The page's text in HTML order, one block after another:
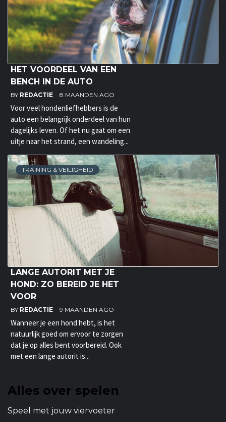
HET VOORDEEL VAN EEN
BENCH IN DE AUTO
BY REDACTIE 8 MAANDEN AGO
Voor veel hondenliefhebbers is de
auto een belangrijk onderdeel van hun
dagelijks leven. Of het nu gaat om een
uitje naar het strand, een wandeling...
TRAINING & VEILIGHEID
LANGE AUTORIT MET JE
HOND: ZO BEREID JE HET
VOOR
BY REDACTIE 9 MAANDEN AGO
Wanneer je een hond hebt, is het
natuurlijk goed om ervoor te zorgen
dat je op alles bent voorbereid. Ook
met een lange autorit is...
Alles over spelen
Speel met jouw viervoeter